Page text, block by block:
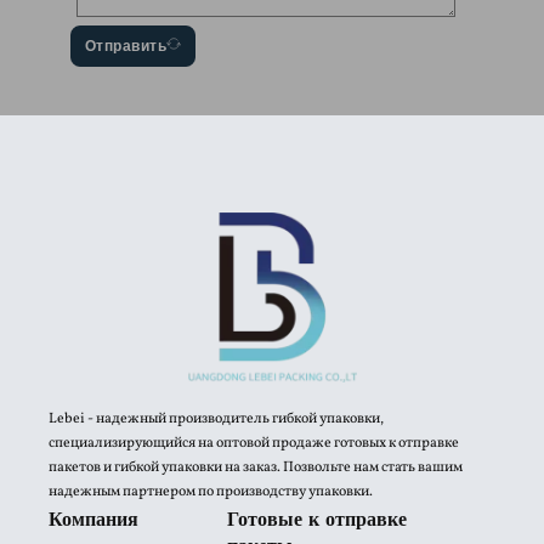
Отправить
Lebei - надежный производитель гибкой упаковки,
специализирующийся на оптовой продаже готовых к отправке
пакетов и гибкой упаковки на заказ. Позвольте нам стать вашим
надежным партнером по производству упаковки.
Компания Готовые к отправке